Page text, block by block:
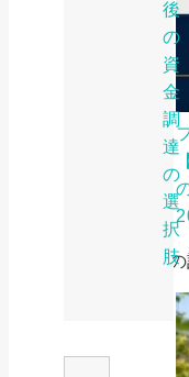
後
の
資
金
調
達
の
選
択
肢
人気